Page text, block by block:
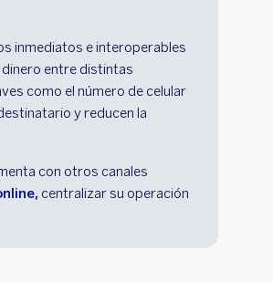
inmediatos e interoperables
entre distintas
como el número de celular
y reducen la
con otros canales
centralizar su operación